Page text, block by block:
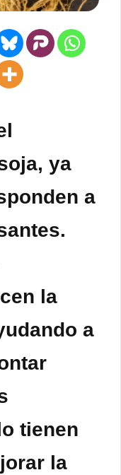
ya
a
la
a
tienen
la